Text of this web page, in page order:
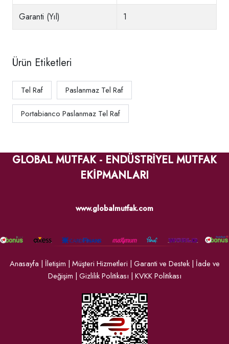
Garanti (Yıl) 1
Ürün Etiketleri
Tel Raf Paslanmaz Tel Raf
Portabianco Paslanmaz Tel Raf
GLOBAL MUTFAK - ENDÜSTRİYEL MUTFAK
EKİPMANLARI
www.globalmutfak.com
Anasayfa | İletişim | Müşteri Hizmetleri | Garanti ve Destek| İade ve
Değişim | Gizlilik Politikası | KVKK Politikası